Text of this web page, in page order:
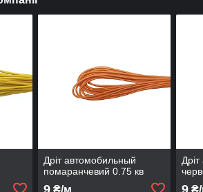
Дріт автомобильный
помаранчевий 0.75 кв
9₴/м 9